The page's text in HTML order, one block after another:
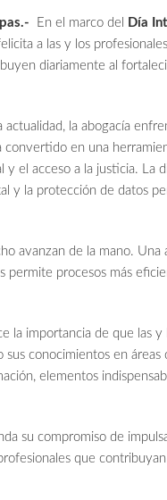
En el marco del Día
a las y los
diariamente al
actualidad, la abogacía
en una
y el acceso a la justicia. La
y la protección de datos
avanzan de la mano. Una
permite procesos más
la importancia de que las
conocimientos en
elementos
su compromiso de
que